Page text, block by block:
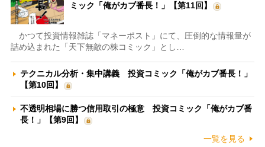
ミック「俺がカブ番長！」【第11回】
かつて投資情報雑誌「マネーポスト」にて、圧倒的な情報量が
詰め込まれた「天下無敵の株コミック」とし…
テクニカル分析・集中講義 投資コミック「俺がカブ番長！」
【第10回】
不透明相場に勝つ信用取引の極意 投資コミック「俺がカブ番
長！」【第9回】
一覧を見る